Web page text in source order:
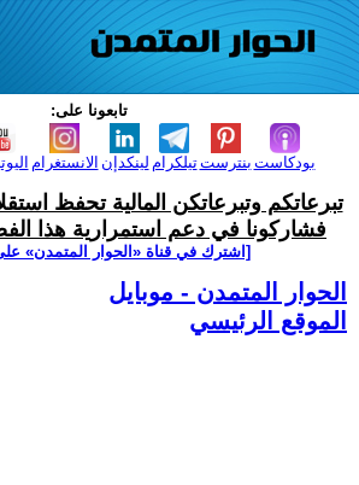
تابعونا على:
الانستغرام لينكدإن تيلكرامبنترست بودكاست
تبرعاتكم وتبرعاتكن المالية تحفظ
فشاركونا في دعم استمرارية هذا
[اشترك في قناة ‫«الحوار المتمدن»
الحوار المتمدن - موبايل
الموقع الرئيسي